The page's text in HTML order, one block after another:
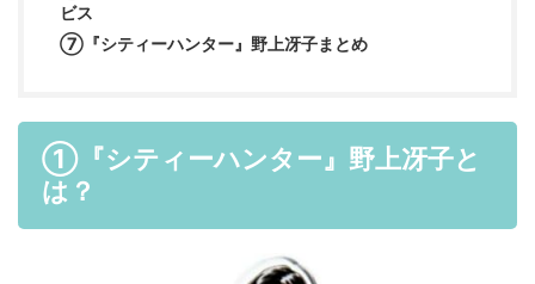
ビス
⑦『シティーハンター』野上冴子まとめ
①『シティーハンター』野上冴子と
は？